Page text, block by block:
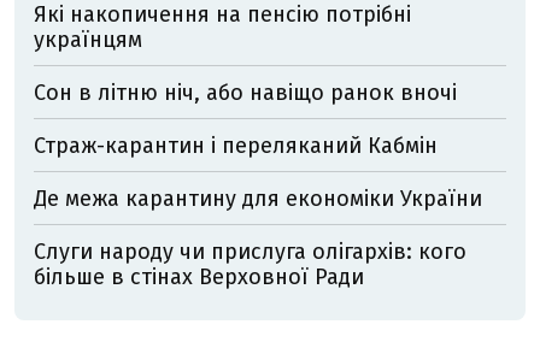
Які накопичення на пенсію потрібні
українцям
Сон в літню ніч, або навіщо ранок вночі
Страж-карантин і переляканий Кабмін
Де межа карантину для економіки України
Слуги народу чи прислуга олігархів: кого
більше в стінах Верховної Ради